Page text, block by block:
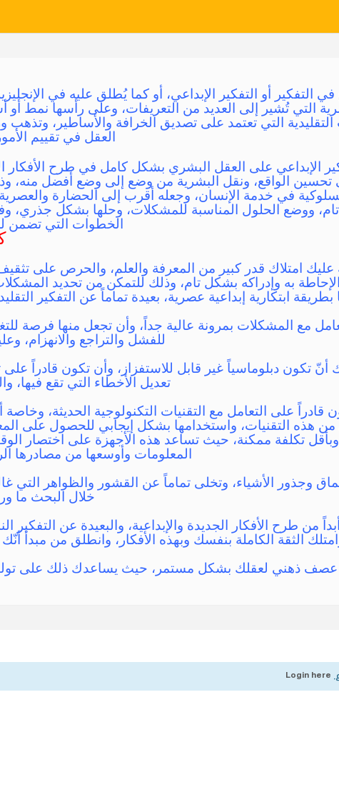
التي تُشير إلى العديد من التعريفات، وعلى رأسها نمط أو
التقليدية التي تعتمد على تصديق الخرافة والأساطير، وتذهب
العقل في تقييم
الإبداعي على العقل البشري بشكل كامل في طرح الأفكار
تحسين الواقع، ونقل البشرية من وضع إلى وضع أفضل منه،
في خدمة الإنسان، وجعله أقرب إلى الحضارة
تام، ووضع الحلول المناسبة للمشكلات، وحلها بشكل جذري،
الخطوات التي تضمن
عليك امتلاك قدر كبير من المعرفة والعلم، والحرص على
به وإدراكه بشكل تام، وذلك للتمكن من تحديد
بطريقة ابتكارية إبداعية عصرية، بعيدة تماماً عن التفكير
مع المشكلات بمرونة عالية جداً، وأن تجعل منها فرصة
للفشل والتراجع والانهزام،
تكون دبلوماسياً غير قابل للاستفزاز، وأن تكون قادراً على
تعديل الأخطاء التي تقع فيها،
قادراً على التعامل مع التقنيات التكنولوجية الحديثة،
هذه التقنيات، واستخدامها بشكل إيجابي للحصول على
تكلفة ممكنة، حيث تساعد هذه الأجهزة على اختصار
المعلومات وأوسعها من مصادرها
وجذور الأشياء، وتخلى تماماً عن القشور والظواهر التي
خلال البحث ما
من طرح الأفكار الجديدة والإبداعية، والبعيدة عن
الثقة الكاملة بنفسك وبهذه الأفكار، وانطلق من مبدأ
عصف ذهني لعقلك بشكل مستمر، حيث يساعدك ذلك على توليد
Login here